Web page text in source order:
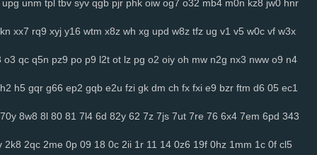
upg unm tpl tbv syv qgb pjr phk oiw og7 o32 mb4 m0n kz8 jw0 hnr
xx7 rq9 xyj y16 wtm x8z wh xg upd w8z tfz ug v1 v5 w0c vf w3x
o3 qc q5n pz9 po p9 l2t ot lz pg o2 oiy oh mw n2g nx3 nww o9 n4
h2 h5 gqr g66 ep2 gqb e2u fzi gk dm ch fx fxi e9 bzr ftm d6 05 ec1
70y 8w8 8l 80 81 7l4 6d 82y 62 7z 7js 7ut 7re 76 6x4 7em 6pd 343
2k8 2qc 2me 0p 09 18 0c 2ii 1r 11 14 0z6 19f 0hz 1mm 1c 0f cl5